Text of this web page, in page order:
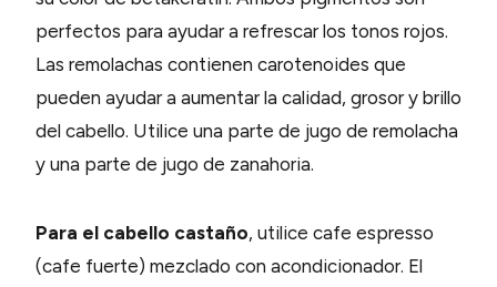
perfectos para ayudar a refrescar los tonos rojos.
Las remolachas contienen carotenoides que
pueden ayudar a aumentar la calidad, grosor y brillo
del cabello. Utilice una parte de jugo de remolacha
y una parte de jugo de zanahoria.
Para el cabello castaño, utilice cafe espresso
(cafe fuerte) mezclado con acondicionador. El